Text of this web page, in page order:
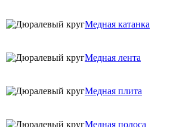
Медная катанка
Медная лента
Медная плита
Медная полоса